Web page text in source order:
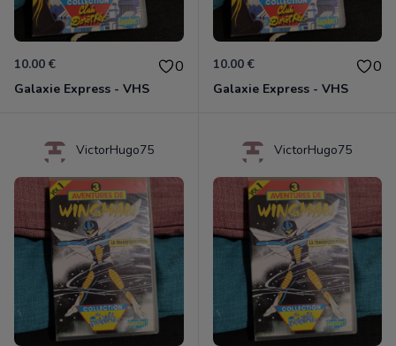
10.00 € 0
Galaxie Express - VHS
10.00 € 0
Galaxie Express - VHS
VictorHugo75 VictorHugo75